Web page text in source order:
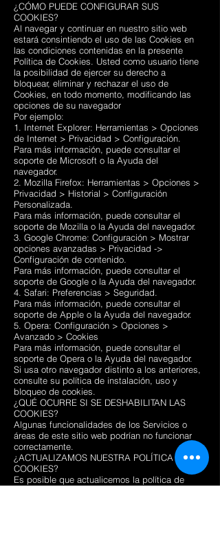
¿CÓMO PUEDE CONFIGURAR SUS
COOKIES?
Al navegar y continuar en nuestro sitio web
estará consintiendo el uso de las Cookies en
las condiciones contenidas en la presente
Política de Cookies. Usted como usuario tiene
la posibilidad de ejercer su derecho a
bloquear, eliminar y rechazar el uso de
Cookies, en todo momento, modificando las
opciones de su navegador
Por ejemplo:
1. Internet Explorer: Herramientas > Opciones
de Internet > Privacidad > Configuración.
Para más información, puede consultar el
soporte de Microsoft o la Ayuda del
navegador.
2. Mozilla Firefox: Herramientas > Opciones >
Privacidad > Historial > Configuración
Personalizada.
Para más información, puede consultar el
soporte de Mozilla o la Ayuda del navegador.
3. Google Chrome: Configuración > Mostrar
opciones avanzadas > Privacidad ->
Configuración de contenido.
Para más información, puede consultar el
soporte de Google o la Ayuda del navegador.
4. Safari: Preferencias > Seguridad.
Para más información, puede consultar el
soporte de Apple o la Ayuda del navegador.
5. Opera: Configuración > Opciones >
Avanzado > Cookies
Para más información, puede consultar el
soporte de Opera o la Ayuda del navegador.
Si usa otro navegador distinto a los anteriores,
consulte su política de instalación, uso y
bloqueo de cookies.
¿QUÉ OCURRE SI SE DESHABILITAN LAS
COOKIES?
Algunas funcionalidades de los Servicios o
áreas de este sitio web podrían no funcionar
correctamente.
¿ACTUALIZAMOS NUESTRA POLÍTICA DE
COOKIES?
Es posible que actualicemos la política de